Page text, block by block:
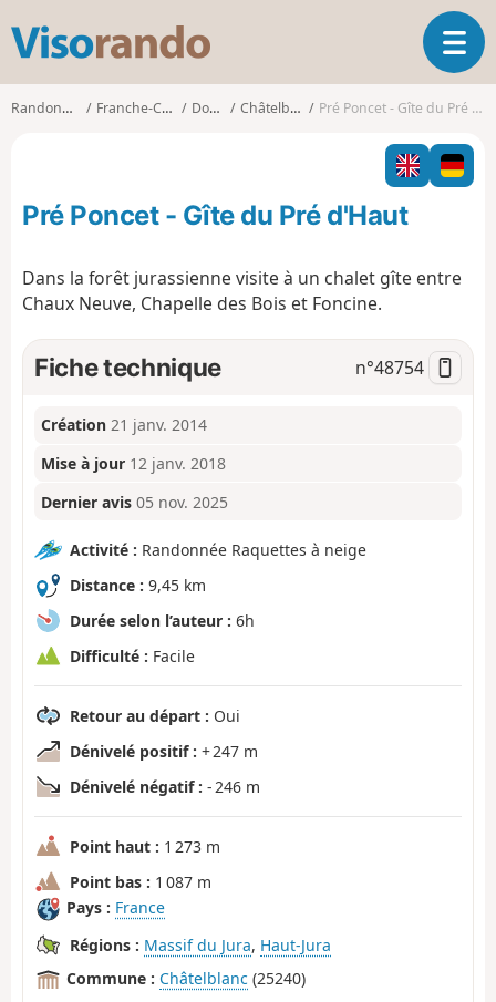
s
o
O
u
v
i
r
l
v
a
t
Randonnées Franche-Comté Doubs Châtelblanc Pré Poncet - Gîte du Pré d'Haut
Pré Poncet - Gîte du Pré d'Haut
Dans la forêt jurassienne visite à un chalet gîte entre
Chaux Neuve, Chapelle des Bois et Foncine.
Fiche technique n°48754
Création 21 janv. 2014
Mise à jour 12 janv. 2018
Dernier avis 05 nov. 2025
Activité : Randonnée Raquettes à neige
Distance : 9,45 km
Durée selon l’auteur : 6h
Difficulté : Facile
Retour au départ : Oui
Dénivelé positif : + 247 m
Dénivelé négatif : - 246 m
Point haut : 1 273 m
Point bas : 1 087 m
Pays : France
Régions : Massif du Jura, Haut-Jura
Commune : Châtelblanc (25240)